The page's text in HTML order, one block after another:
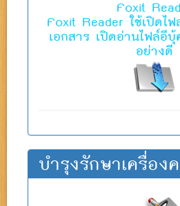
Foxit
Foxit Reader ใช้เปิดไ
เอกสาร เปิดอ่านไฟล์อี
อย่างดี
บำรุงรักษาเครื่อง